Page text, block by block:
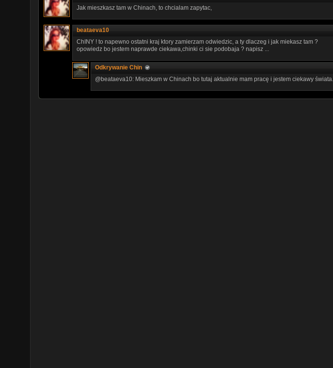
Jak mieszkasz tam w Chinach, to chcialam zapytac,
beataeva10
ChINY ! to napewno ostatni kraj ktory zamierzam odwiedzic, a ty dlaczeg i jak miekasz tam ?
opowiedz bo jestem naprawde ciekawa,chinki ci sie podobaja ? napisz ...
Odkrywanie Chin
@beataeva10: Mieszkam w Chinach bo tutaj aktualnie mam pracę i jestem ciekawy